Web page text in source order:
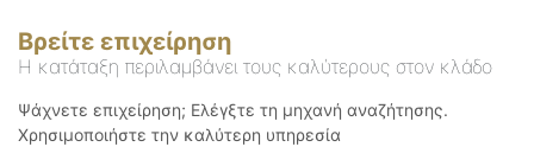
Βρείτε επιχείρηση
Η κατάταξη περιλαμβάνει τους καλύτερους στον κλάδο
Ψάχνετε επιχείρηση; Ελέγξτε τη μηχανή αναζήτησης.
Χρησιμοποιήστε την καλύτερη υπηρεσία